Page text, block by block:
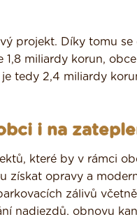
projekt. Díky tomu
miliardy korun,
tedy 2,4 miliardy
i na
které by v rámci
získat opravy a
zálivů
nadjezdů, obnovu